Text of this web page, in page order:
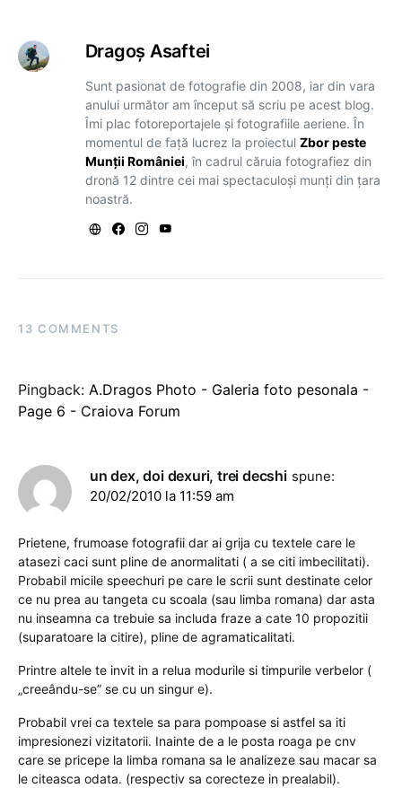
Dragoş Asaftei
Sunt pasionat de fotografie din 2008, iar din vara
anului următor am început să scriu pe acest blog.
Îmi plac fotoreportajele și fotografiile aeriene. În
momentul de față lucrez la proiectul Zbor peste
Munții României, în cadrul căruia fotografiez din
dronă 12 dintre cei mai spectaculoși munți din țara
noastră.
13 COMMENTS
Pingback: A.Dragos Photo - Galeria foto pesonala -
Page 6 - Craiova Forum
un dex, doi dexuri, trei decshi spune:
20/02/2010 la 11:59 am
Prietene, frumoase fotografii dar ai grija cu textele care le
atasezi caci sunt pline de anormalitati ( a se citi imbecilitati).
Probabil micile speechuri pe care le scrii sunt destinate celor
ce nu prea au tangeta cu scoala (sau limba romana) dar asta
nu inseamna ca trebuie sa includa fraze a cate 10 propozitii
(suparatoare la citire), pline de agramaticalitati.
Printre altele te invit in a relua modurile si timpurile verbelor (
„creeându-se” se cu un singur e).
Probabil vrei ca textele sa para pompoase si astfel sa iti
impresionezi vizitatorii. Inainte de a le posta roaga pe cnv
care se pricepe la limba romana sa le analizeze sau macar sa
le citeasca odata. (respectiv sa corecteze in prealabil).